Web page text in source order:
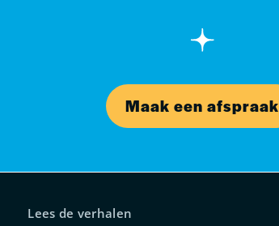
Maak een afspraak
Lees de verhalen